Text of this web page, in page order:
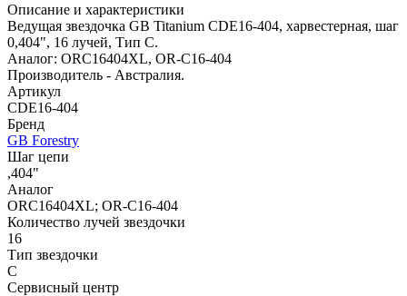
Описание и характеристики
Ведущая звездочка GB Titanium CDE16-404, харвестерная, шаг
0,404", 16 лучей, Тип C.
Аналог: ORC16404XL, OR-C16-404
Производитель - Австралия.
Артикул
CDE16-404
Бренд
GB Forestry
Шаг цепи
,404"
Аналог
ORC16404XL; OR-C16-404
Количество лучей звездочки
16
Тип звездочки
C
Сервисный центр